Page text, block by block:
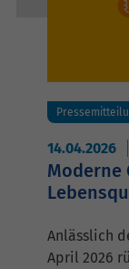
14.04.2026
Moderne
Anlässlich
April 2026